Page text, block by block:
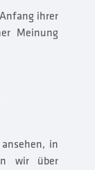
ihrer
Meinung
in
wir über